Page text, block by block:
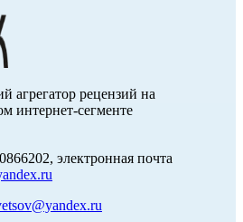
агрегатор рецензий на
интернет-сегменте
электронная почта